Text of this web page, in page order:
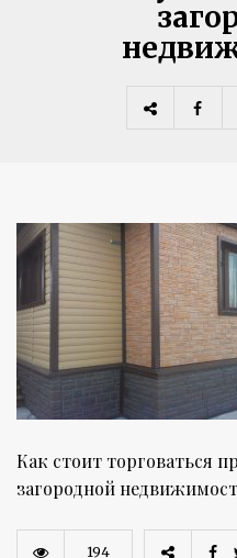
Как стоит торговаться
загородной
194